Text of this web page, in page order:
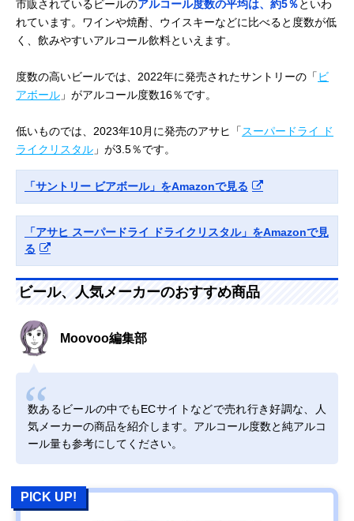
市販されているビールのアルコール度数の平均は、約5％といわ
れています。ワインや焼酎、ウイスキーなどに比べると度数が低
く、飲みやすいアルコール飲料といえます。
度数の高いビールでは、2022年に発売されたサントリーの「 ビ
アボール 」がアルコール度数16％です。
低いものでは、2023年10月に発売のアサヒ「スーパードライ ド
ライクリスタル 」が3.5％です。
「サントリー ビアボール」をAmazonで見る
「アサヒ スーパードライ ドライクリスタル」をAmazonで見
る
ビール、人気メーカーのおすすめ商品
Moovoo編集部
数あるビールの中でもECサイトなどで売れ行き好調な、人
気メーカーの商品を紹介します。アルコール度数と純アルコ
ール量も参考にしてください。
PICK UP!